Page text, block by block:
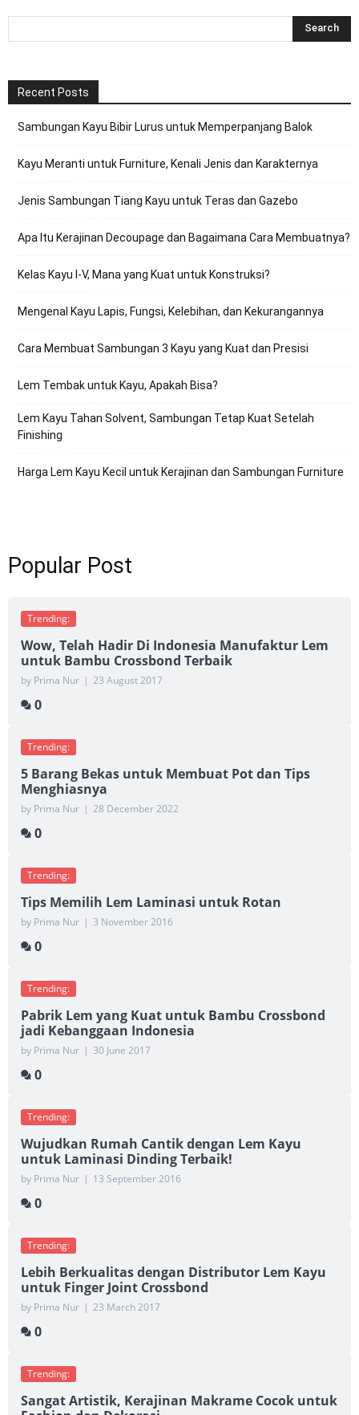
Recent Posts
Sambungan Kayu Bibir Lurus untuk Memperpanjang Balok
Kayu Meranti untuk Furniture, Kenali Jenis dan Karakternya
Jenis Sambungan Tiang Kayu untuk Teras dan Gazebo
Apa Itu Kerajinan Decoupage dan Bagaimana Cara Membuatnya?
Kelas Kayu I-V, Mana yang Kuat untuk Konstruksi?
Mengenal Kayu Lapis, Fungsi, Kelebihan, dan Kekurangannya
Cara Membuat Sambungan 3 Kayu yang Kuat dan Presisi
Lem Tembak untuk Kayu, Apakah Bisa?
Lem Kayu Tahan Solvent, Sambungan Tetap Kuat Setelah
Finishing
Harga Lem Kayu Kecil untuk Kerajinan dan Sambungan Furniture
Popular Post
Trending:
Wow, Telah Hadir Di Indonesia Manufaktur Lem
untuk Bambu Crossbond Terbaik
by Prima Nur | 23 August 2017
0
Trending:
5 Barang Bekas untuk Membuat Pot dan Tips
Menghiasnya
by Prima Nur | 28 December 2022
0
Trending:
Tips Memilih Lem Laminasi untuk Rotan
by Prima Nur | 3 November 2016
0
Trending:
Pabrik Lem yang Kuat untuk Bambu Crossbond
jadi Kebanggaan Indonesia
by Prima Nur | 30 June 2017
0
Trending:
Wujudkan Rumah Cantik dengan Lem Kayu
untuk Laminasi Dinding Terbaik!
by Prima Nur | 13 September 2016
0
Trending:
Lebih Berkualitas dengan Distributor Lem Kayu
untuk Finger Joint Crossbond
by Prima Nur | 23 March 2017
0
Trending:
Sangat Artistik, Kerajinan Makrame Cocok untuk